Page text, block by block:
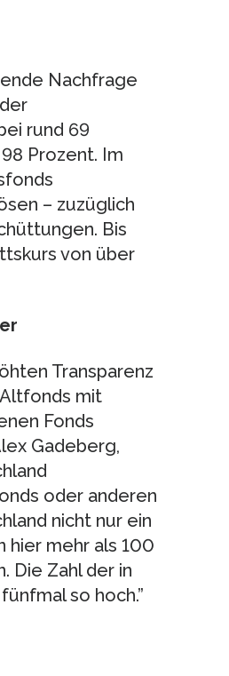
Nachfrage
rund 69
Prozent. Im
– zuzüglich
Bis
von über
Transparenz
mit
Fonds
Gadeberg,
oder anderen
nicht nur ein
mehr als 100
Die Zahl der in
so hoch.”